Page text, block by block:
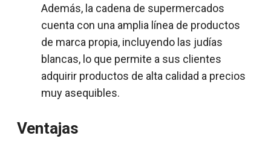
Además, la cadena de supermercados
cuenta con una amplia línea de productos
de marca propia, incluyendo las judías
blancas, lo que permite a sus clientes
adquirir productos de alta calidad a precios
muy asequibles.
Ventajas